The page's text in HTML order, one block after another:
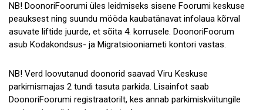
NB! DoonoriFoorumi üles leidmiseks sisene Foorumi keskuse
peauksest ning suundu mööda kaubatänavat infolaua kõrval
asuvate liftide juurde, et sõita 4. korrusele. DoonoriFoorum
asub Kodakondsus- ja Migratsiooniameti kontori vastas.
NB! Verd loovutanud doonorid saavad Viru Keskuse
parkimismajas 2 tundi tasuta parkida. Lisainfot saab
DoonoriFoorumi registraatorilt, kes annab parkimiskviitungile